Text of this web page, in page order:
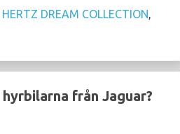
HERTZ DREAM COLLECTION,
från Jaguar?